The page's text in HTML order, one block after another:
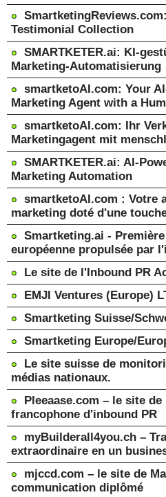
Testimonial Collection
SMARTKETER.ai: KI-
Marketing-Automatisierung
smartketoAI.com: Your
Marketing Agent with a
smartketoAI.com: Ihr
Marketingagent mit
SMARTKETER.ai: AI-
Marketing Automation
smartketoAI.com : Votre
marketing doté d'une
Smartketing.ai -
européenne propulsée par
Le site de l'Inbound PR
EMJI Ventures (Europe)
Smartketing Suisse/
Smartketing Europe/
Le site suisse de
médias nationaux.
Pleeaase.com – le site
francophone d'inbound PR
myBuilderall4you.ch –
extraordinaire en un
mjccd.com – le site de
communication diplômé